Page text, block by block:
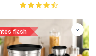
flash